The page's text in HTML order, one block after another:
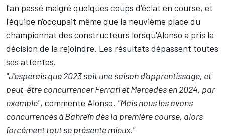
l'an passé malgré quelques coups d'éclat en course, et
l'équipe n'occupait même que la neuvième place du
championnat des constructeurs lorsqu'Alonso a pris la
décision de la rejoindre. Les résultats dépassent toutes
ses attentes.
"J'espérais que 2023 soit une saison d'apprentissage, et
peut-être concurrencerFerrarietMercedesen 2024, par
exemple", commente Alonso. "Mais nous les avons
concurrencés à Bahreïn dès la première course, alors
forcément tout se présente mieux."